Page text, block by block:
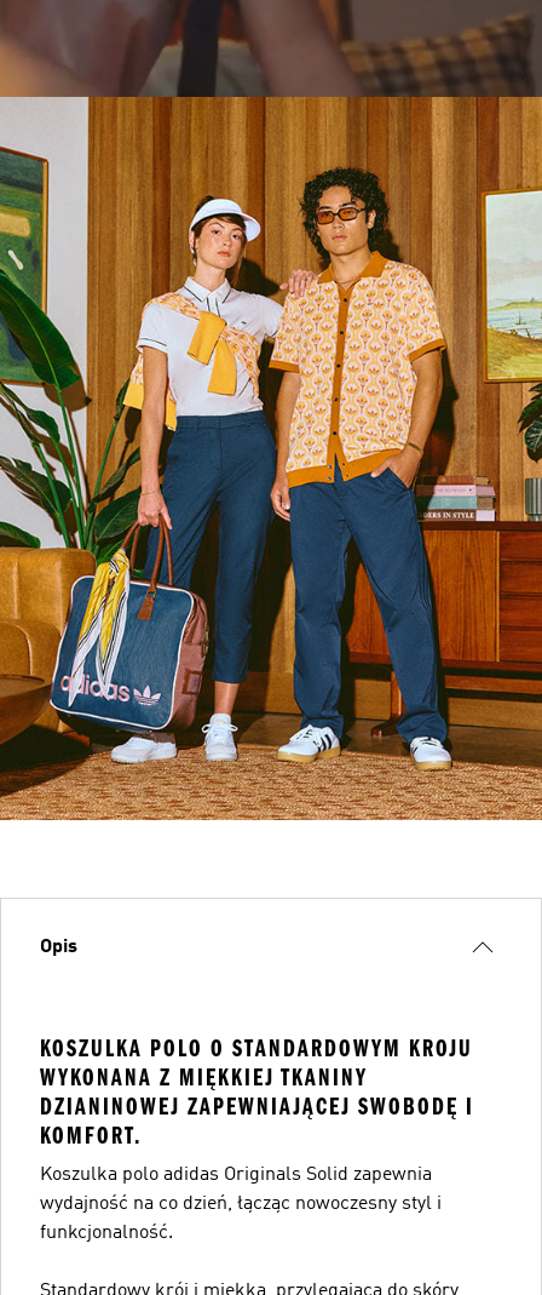
Opis
KOSZULKA POLO O STANDARDOWYM KROJU
WYKONANA Z MIĘKKIEJ TKANINY
DZIANINOWEJ ZAPEWNIAJĄCEJ SWOBODĘ I
KOMFORT.
Koszulka polo adidas Originals Solid zapewnia
wydajność na co dzień, łącząc nowoczesny styl i
funkcjonalność.
Standardowy krój i miękka, przylegająca do skóry